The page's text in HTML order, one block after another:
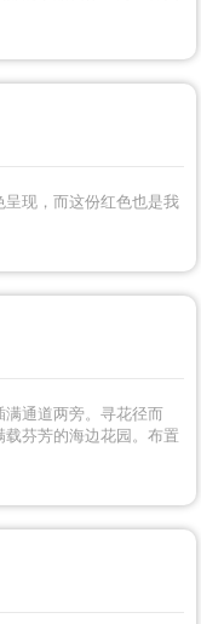
现，而这份红色也是我
满通道两旁。寻花径而
芬芳的海边花园。布置